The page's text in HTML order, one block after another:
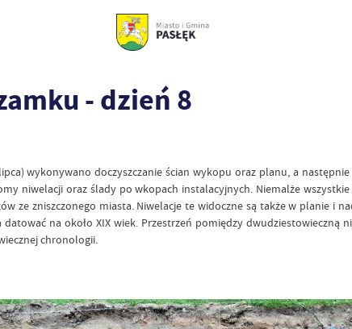
- dzień 8
wykonywano doczyszczanie ścian wykopu oraz planu, a
niwelacji oraz ślady po wkopach instalacyjnych. Niemalże
ze zniszczonego miasta. Niwelacje te widoczne są także w planie i
na około XIX wiek. Przestrzeń pomiędzy dwudziestowieczną
chronologii.